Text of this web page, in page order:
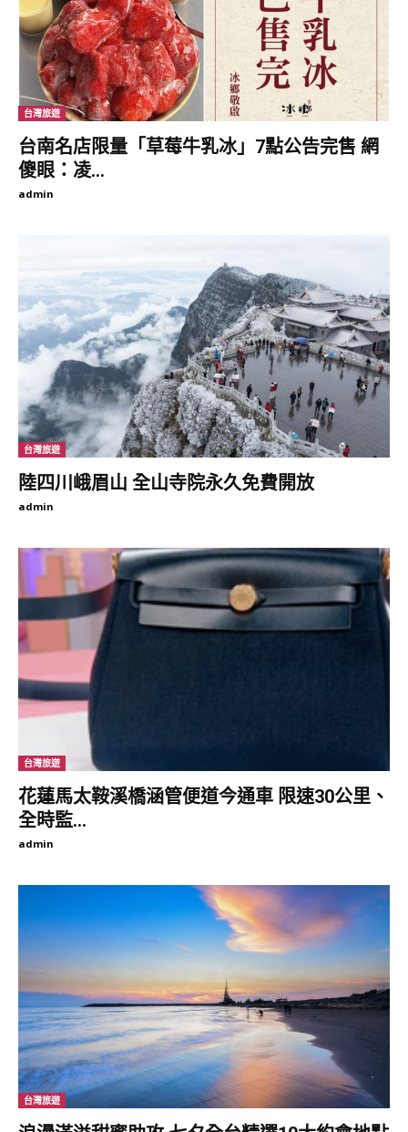
台灣旅遊
台南名店限量「草莓牛乳冰」7點公告完售 網
傻眼：凌...
admin
台灣旅遊
陸四川峨眉山 全山寺院永久免費開放
admin
台灣旅遊
花蓮馬太鞍溪橋涵管便道今通車 限速30公里、
全時監...
admin
台灣旅遊